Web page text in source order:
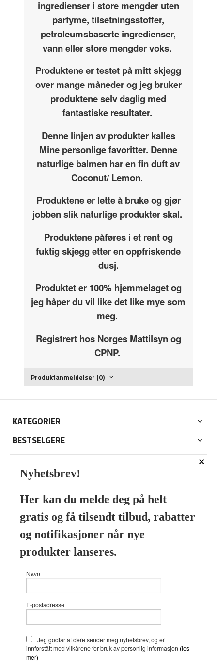
ingredienser i store mengder uten
parfyme, tilsetningsstoffer,
petroleumsbaserte ingredienser,
vann eller store mengder voks.
Produktene er testet på mitt skjegg
over mange måneder og jeg bruker
produktene selv daglig med
fantastiske resultater.
Denne linjen av produkter kalles
Mine personlige favoritter. Denne
naturlige balmen har en fin duft av
Coconut/ Lemon.
Produktene er lette å bruke og gjør
jobben slik naturlige produkter skal.
Produktene påføres i et rent og
fuktig skjegg etter en oppfriskende
dusj.
Produktet er 100% hjemmelaget og
jeg håper du vil like det like mye som
meg.
Registrert hos Norges Mattilsyn og
CPNP.
Produktanmeldelser (0)
KATEGORIER
BESTSELGERE
DIN KONTO
Frakt Kjøpsbetingelser
Sikkerhet og personvern
Nyhetsbrev
Viking’s Perfume House & Beard Co Fløenbakken 43 A 5009
Bergen Tlf.41696407- Foretaksregisteret 933905799
du får en bedre kjøpsopplevelse og
bruker cookies hovedsaklig til å
lagre innloggingsdetaljer og huske
hva du har puttet i handlekurven
din. Fortsett å bruke siden som
×
Nyhetsbrev!
Her kan du melde deg på helt
gratis og få tilsendt tilbud, rabatter
og notifikasjoner når nye
produkter lanseres.
Navn
E-postadresse
Jeg godtar at dere sender meg nyhetsbrev, og er
innforstått med vilkårene for bruk av personlig informasjon (les
mer)